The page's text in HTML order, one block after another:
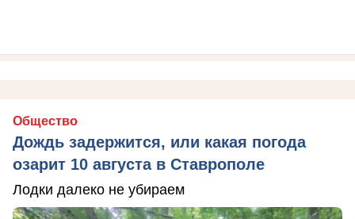
Общество
Дождь задержится, или какая погода
озарит 10 августа в Ставрополе
Лодки далеко не убираем